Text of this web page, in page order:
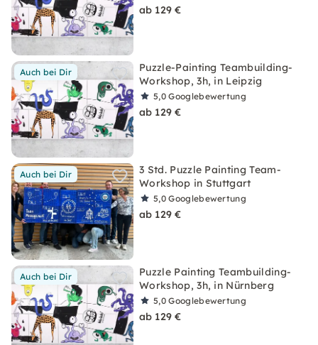
ab 129 €
Auch bei Dir
Puzzle-Painting Teambuilding-
Workshop, 3h, in Leipzig
5,0Googlebewertung
ab 129 €
Auch bei Dir
3 Std. Puzzle Painting Team-
Workshop in Stuttgart
5,0Googlebewertung
ab 129 €
Auch bei Dir
Puzzle Painting Teambuilding-
Workshop, 3h, in Nürnberg
5,0Googlebewertung
ab 129 €